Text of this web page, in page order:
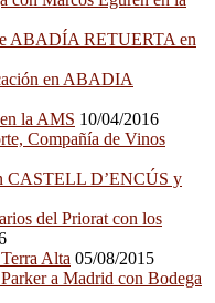
ABADÍA RETUERTA en
en ABADIA
la AMS 10/04/2016
Compañía de Vinos
CASTELL D’ENCÚS y
del Priorat con los
Alta 05/08/2015
a Madrid con Bodega